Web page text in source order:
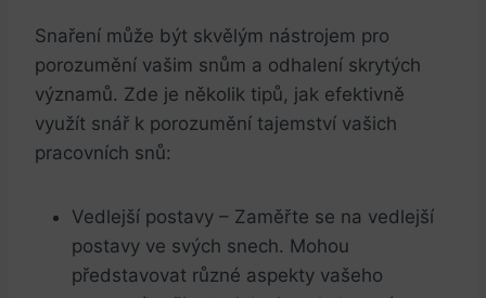
Snaření může být skvělým nástrojem pro
porozumění vašim snům a odhalení skrytých
významů. Zde je několik tipů, jak efektivně
využít snář k porozumění tajemství vašich
pracovních snů:
Vedlejší postavy – Zaměřte se na vedlejší
postavy ve svých snech. Mohou
představovat různé aspekty vašeho